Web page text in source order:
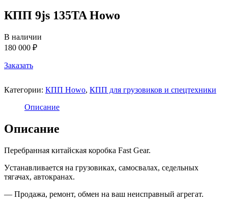
КПП 9js 135TA Howo
В наличии
180 000 ₽
Заказать
Категории: КПП Howo, КПП для грузовиков и спецтехники
Описание
Описание
Перебранная китайская коробка Fast Gear.
Устанавливается на грузовиках, самосвалах, седельных
тягачах, автокранах.
— Продажа, ремонт, обмен на ваш неисправный агрегат.